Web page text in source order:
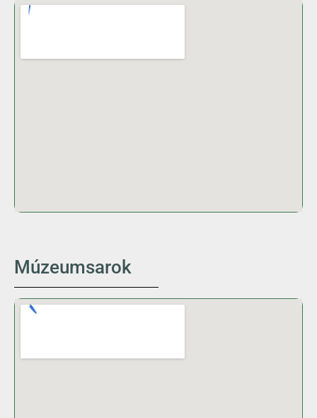
Múzeumsarok